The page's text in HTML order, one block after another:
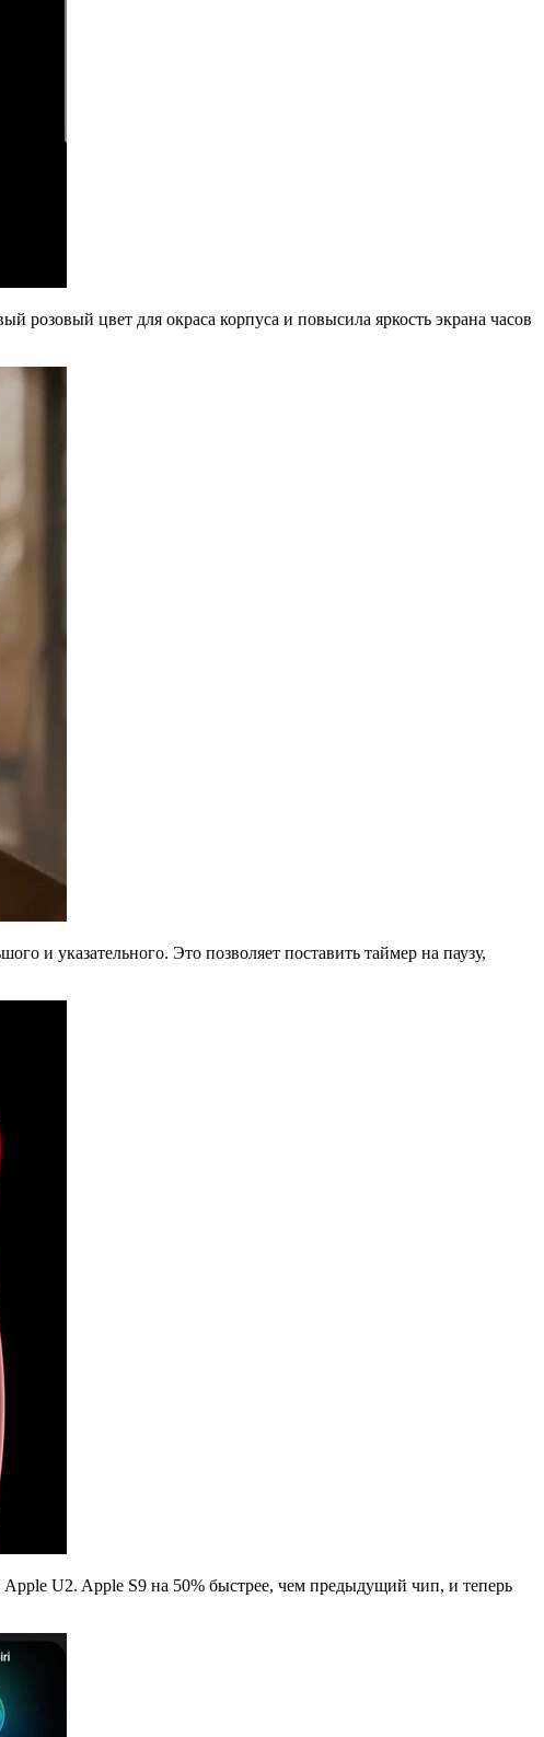
цвет для окраса корпуса и повысила яркость экрана часов
и указательного. Это позволяет поставить таймер на паузу,
U2. Apple S9 на 50% быстрее, чем предыдущий чип, и теперь